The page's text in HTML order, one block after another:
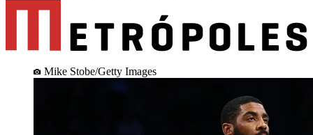
Mike Stobe/Getty Images